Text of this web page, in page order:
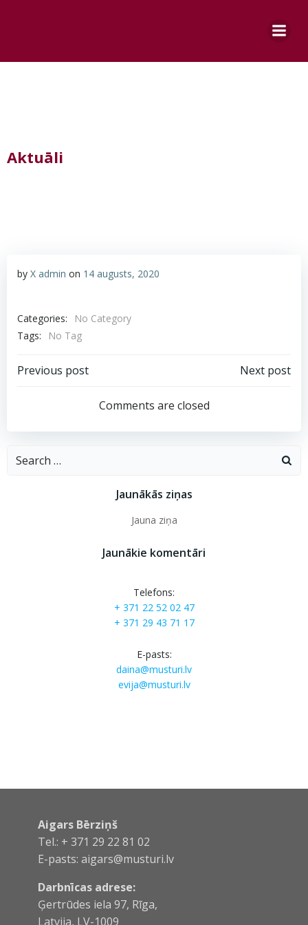
Aktuāli
by X admin on 14 augusts, 2020
Categories:
No Category
Tags:
No Tag
Post
navigation
Previous post
navigation
Next post
Comments are closed
Search
Jaunākās ziņas
Jauna ziņa
Jaunākie komentāri
Telefons:
+ 371 22 52 02 47
+ 371 29 43 71 17
E-pasts:
daina@musturi.lv
evija@musturi.lv
Darbnīcas adrese:
Ģertrūdes iela 97, Rīga,
Latvija, LV-1009
Aigars Bērziņš
Tel.: + 371 29 22 81 02
E-pasts: aigars@musturi.lv